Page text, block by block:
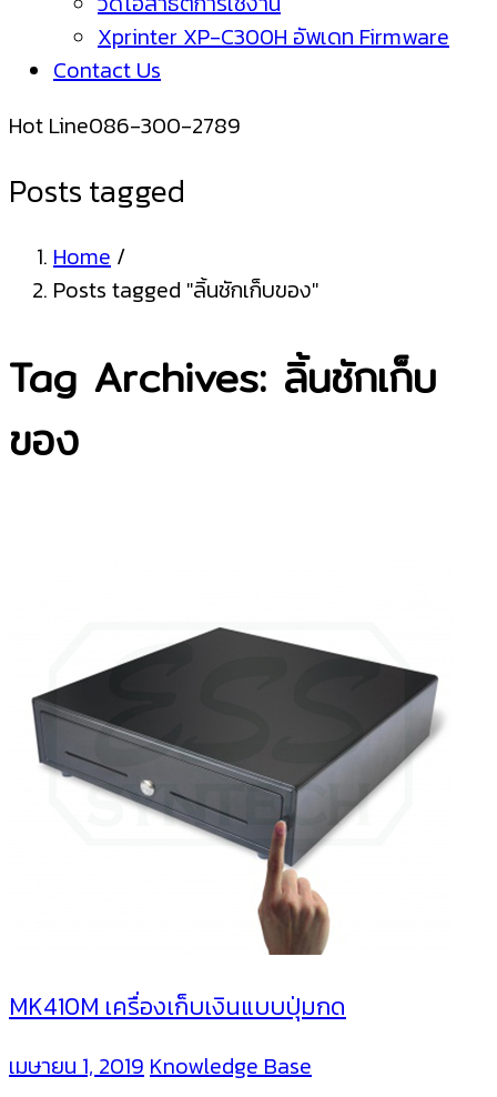
Xprinter XP-C300H อัพเดท Firmware
Contact Us
Hot Line086-300-2789
Posts tagged
Home /
Posts tagged "ลิ้นชักเก็บของ"
Tag Archives: ลิ้นชักเก็บ
ของ
MK410M เครื่องเก็บเงินแบบปุ่มกด
เมษายน 1, 2019Knowledge Base